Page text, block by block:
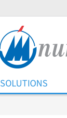
SOLUTIONS